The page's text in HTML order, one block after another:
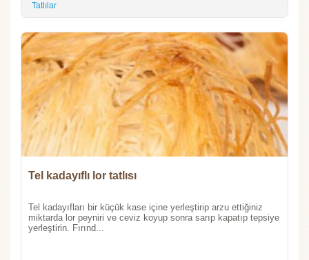
Tatlılar
Tel kadayıflı lor tatlısı
Tel kadayıfları bir küçük kase içine yerleştirip arzu ettiğiniz
miktarda lor peyniri ve ceviz koyup sonra sarıp kapatıp tepsiye
yerleştirin. Fırınd...